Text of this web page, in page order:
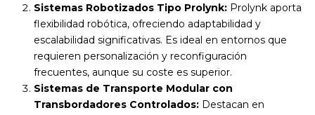
Sistemas Robotizados Tipo Prolynk: Prolynk aporta
flexibilidad robótica, ofreciendo adaptabilidad y
escalabilidad significativas. Es ideal en entornos que
requieren personalización y reconfiguración
frecuentes, aunque su coste es superior.
Sistemas de Transporte Modular con
Transbordadores Controlados: Destacan en